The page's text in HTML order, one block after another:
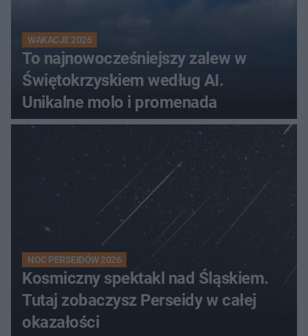
WAKACJE 2026
To najnowocześniejszy zalew w
Świętokrzyskiem według AI.
Unikalne molo i promenada
NOC PERSEIDÓW 2026
Kosmiczny spektakl nad Śląskiem.
Tutaj zobaczysz Perseidy w całej
okazałości